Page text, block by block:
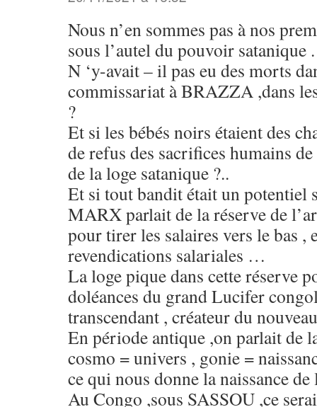
Nous n’en sommes pas à nos
sous l’autel du pouvoir satanique .
N ‘y-avait – il pas eu des morts
commissariat à BRAZZA ,dans
?
Et si les bébés noirs étaient des
de refus des sacrifices humains
de la loge satanique ?..
Et si tout bandit était un potentiel
MARX parlait de la réserve de
pour tirer les salaires vers le bas ,
revendications salariales …
La loge pique dans cette réserve
doléances du grand Lucifer
transcendant , créateur du
En période antique ,on parlait de
cosmo = univers , gonie =
ce qui nous donne la naissance de
Au Congo ,sous SASSOU ,ce